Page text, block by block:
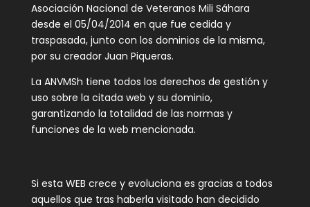
Asociación Nacional de Veteranos Mili Sáhara
desde el 05/04/2014 en que fue cedida y
traspasada, junto con los dominios de la misma,
por su creador Juan Piqueras.
La ANVMSh tiene todos los derechos de gestión y
uso sobre la citada web y su dominio,
garantizando la totalidad de las normas y
funciones de la web mencionada.
Si esta WEB crece y evoluciona es gracias a todos
aquellos que tras haberla visitado han decidido